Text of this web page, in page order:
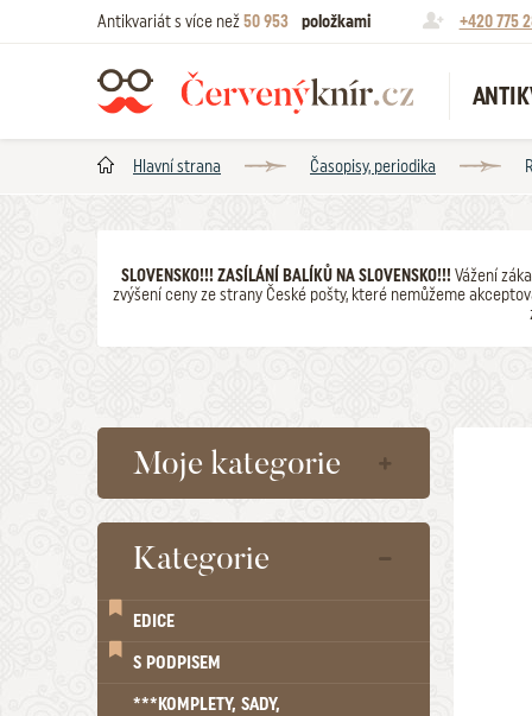
Antikvariát s více než50 953 položkami +420 775
Hlavní strana Časopisy, periodika
SLOVENSKO!!! ZASÍLÁNÍ BALÍKŮ NA SLOVENSKO!!! Vážení
zvýšení ceny ze strany České pošty, které nemůžeme
Moje kategorie
Kategorie
EDICE
S PODPISEM
***KOMPLETY, SADY,